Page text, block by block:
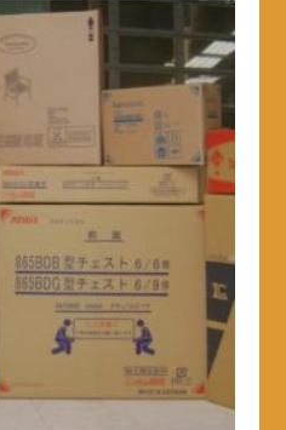
nhiều
biến
chọn
có
thể
được
chọn
trên
trang
sản
phẩm